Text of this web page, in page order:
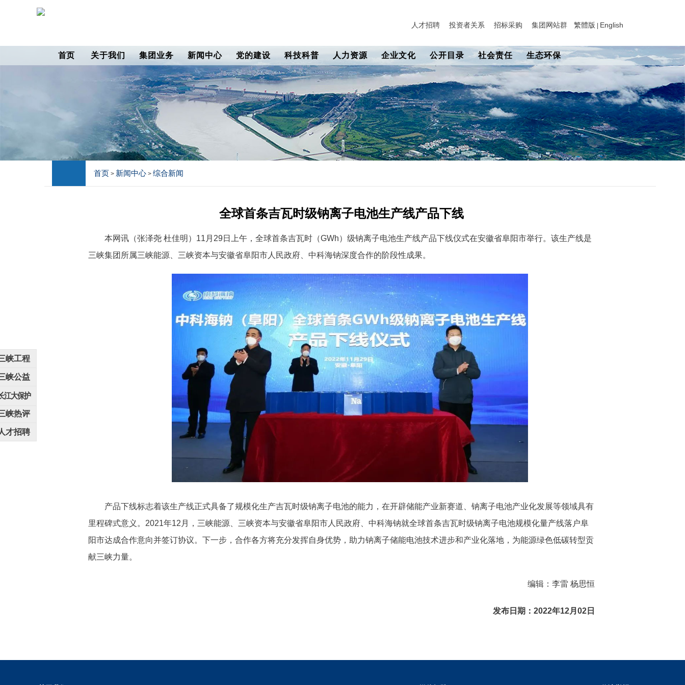
人才招聘 投资者关系 招标采购 集团网站群 繁體版 English
首页 关于我们 集团业务 新闻中心 党的建设 科技科普 人力资源 企业文化 公开目录 社会责任 生态环保
首页 > 新闻中心 > 综合新闻
全球首条吉瓦时级钠离子电池生产线产品下线
本网讯（张泽尧 杜佳明）11月29日上午，全球首条吉瓦时（GWh）级钠离子电池生产线产品下线仪式在安徽省阜阳市举行。该生产线是
三峡集团所属三峡能源、三峡资本与安徽省阜阳市人民政府、中科海钠深度合作的阶段性成果。
产品下线标志着该生产线正式具备了规模化生产吉瓦时级钠离子电池的能力，在开辟储能产业新赛道、钠离子电池产业化发展等领域具有
里程碑式意义。2021年12月，三峡能源、三峡资本与安徽省阜阳市人民政府、中科海钠就全球首条吉瓦时级钠离子电池规模化量产线落户阜
阳市达成合作意向并签订协议。下一步，合作各方将充分发挥自身优势，助力钠离子储能电池技术进步和产业化落地，为能源绿色低碳转型贡
献三峡力量。
编辑：李雷 杨思恒
发布日期：2022年12月02日
峡工程
峡公益
江大保护
峡热评
才招聘